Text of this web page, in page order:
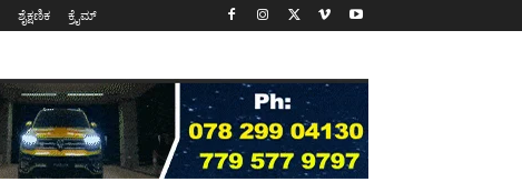
ಶೈಕ್ಷಣಿಕ ಕ್ರೈಮ್